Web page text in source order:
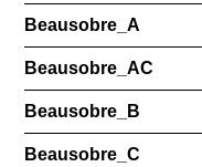
Beausobre_A
Beausobre_AC
Beausobre_B
Beausobre_C